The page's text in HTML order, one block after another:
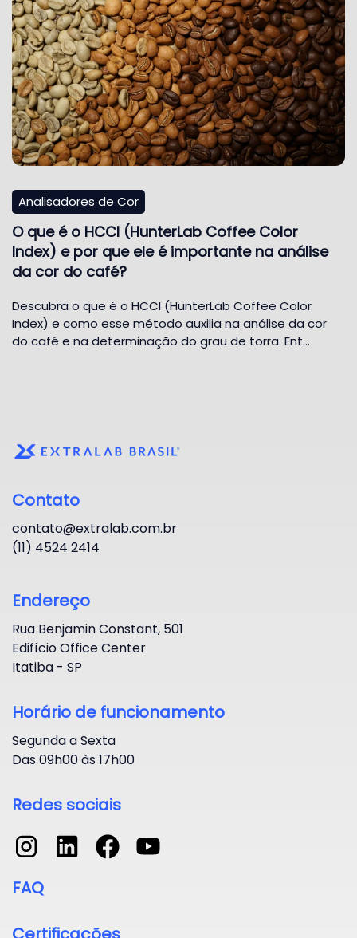
Analisadores de Cor
O que é o HCCI (HunterLab Coffee Color
Index) e por que ele é importante na análise
da cor do café?
Descubra o que é o HCCI (HunterLab Coffee Color
Index) e como esse método auxilia na análise da cor
do café e na determinação do grau de torra. Ent…
Contato
contato@extralab.com.br
(11) 4524 2414
Endereço
Rua Benjamin Constant, 501
Edifício Office Center
Itatiba - SP
Horário de funcionamento
Segunda a Sexta
Das 09h00 às 17h00
Redes sociais
FAQ